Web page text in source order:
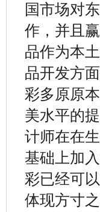
国市场对
作，并且
品作为本
品开发方
彩多原原
美水平的
计师在在
基础上加
彩已经可
体现方寸